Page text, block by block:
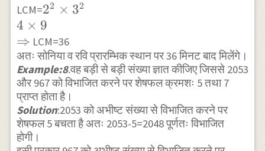
\times 3^{2}
\\ 12=2^{2}
\times 3
LCM=2^{2}
\times
3^{2} \\ 4
\times 9 \\
\Rightarrow
22 × 32
4 × 9
⇒ LCM=36
अतः सोनिया व रवि प्रारम्भिक स्थान पर 36 मिनट बाद मिलेंगे।
Example:8.वह बड़ी से बड़ी संख्या ज्ञात कीजिए जिससे 2053
और 967 को विभाजित करने पर शेषफल क्रमशः 5 तथा 7
प्राप्त होता है।
Solution:2053 को अभीष्ट संख्या से विभाजित करने पर
शेषफल 5 बचता है अतः 2053-5=2048 पूर्णतः विभाजित
होगी।